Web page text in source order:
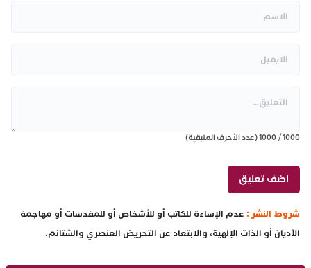
1000
/
1000(عدد الأحرف المتبقية)
شروط النشر : عدم الإساءة للكاتب أو للأشخاص أو للمقدسات أو مهاجمة
الأديان أو الذات الإلهية، والابتعاد عن التحريض العنصري والشتائم.